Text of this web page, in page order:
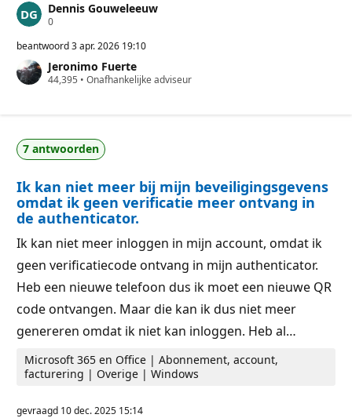
Dennis Gouweleeuw
0R
p
t
a
u
n
t
n
beantwoord3 apr. 2026 19:10
Jeronimo Fuerte
44,395 R
a
t
i
p
u
n
t
n
• Onafhankelijke adviseur
7 antwoorden
Ik kan niet meer bij mijn beveiligingsgevens
omdat ik geen verificatie meer ontvang in
de authenticator.
Ik kan niet meer inloggen in mijn account, omdat ik
geen verificatiecode ontvang in mijn authenticator.
Heb een nieuwe telefoon dus ik moet een nieuwe QR
code ontvangen. Maar die kan ik dus niet meer
genereren omdat ik niet kan inloggen. Heb al…
Microsoft 365 en Office | Abonnement, account,
facturering | Overige | Windows
gevraagd 10 dec. 2025 15:14